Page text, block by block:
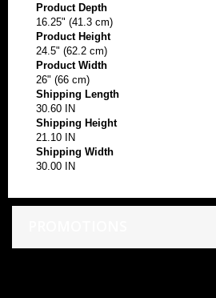
Product Depth
16.25" (41.3 cm)
Product Height
24.5" (62.2 cm)
Product Width
26" (66 cm)
Shipping Length
30.60 IN
Shipping Height
21.10 IN
Shipping Width
30.00 IN